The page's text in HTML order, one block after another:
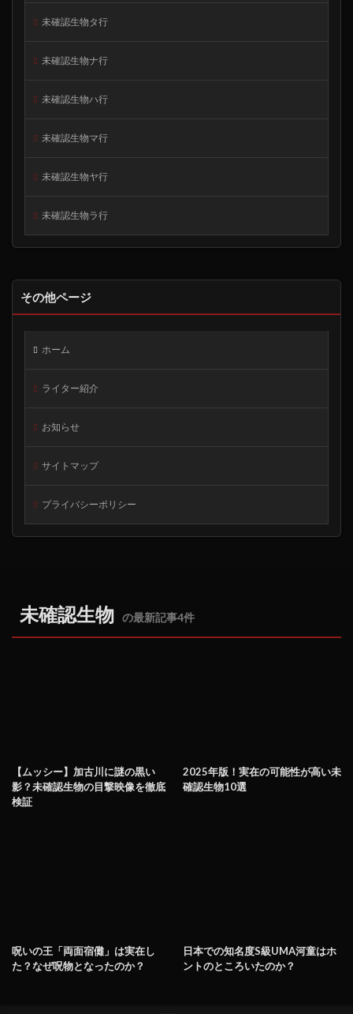
未確認生物タ行
未確認生物ナ行
未確認生物ハ行
未確認生物マ行
未確認生物ヤ行
未確認生物ラ行
その他ページ
ホーム
ライター紹介
お知らせ
サイトマップ
プライバシーポリシー
未確認生物 の最新記事4件
【ムッシー】加古川に謎の黒い
影？未確認生物の目撃映像を徹底
検証
2025年版！実在の可能性が高い未
確認生物10選
呪いの王「両面宿儺」は実在し
た？なぜ呪物となったのか？
日本での知名度S級UMA河童はホ
ントのところいたのか？